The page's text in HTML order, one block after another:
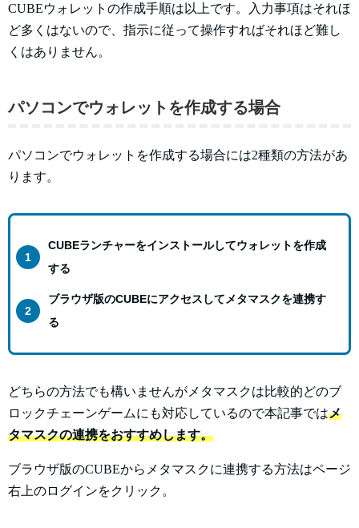
CUBEウォレットの作成手順は以上です。入力事項はそれほ
ど多くはないので、指示に従って操作すればそれほど難し
くはありません。
パソコンでウォレットを作成する場合
パソコンでウォレットを作成する場合には2種類の方法があ
ります。
CUBEランチャーをインストールしてウォレットを作成
する
ブラウザ版のCUBEにアクセスしてメタマスクを連携す
る
どちらの方法でも構いませんがメタマスクは比較的どのブ
ロックチェーンゲームにも対応しているので本記事ではメ
タマスクの連携をおすすめします。
ブラウザ版のCUBEからメタマスクに連携する方法はページ
右上のログインをクリック。